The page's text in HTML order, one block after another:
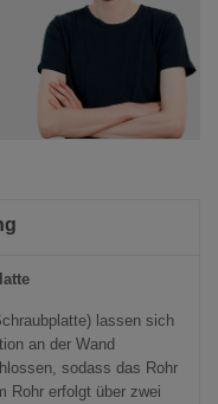
lassen sich
an der Wand
sodass das Rohr
Rohr erfolgt über zwei